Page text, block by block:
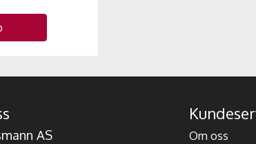
AS
Om oss